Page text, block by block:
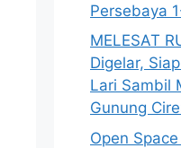
Persebaya
MELESAT
Digelar,
Lari Sambil
Gunung
Open